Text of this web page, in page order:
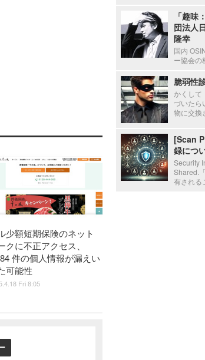
少額短期保険のネット
クに不正アクセス、
件の個人情報が漏えい
可能性
Fri 8:05
「趣味
団法人
隆幸
国内
ー協会の
脆弱性
かくして
づいたら
物に交換
[Scan
録につ
Security
Shared.
有される